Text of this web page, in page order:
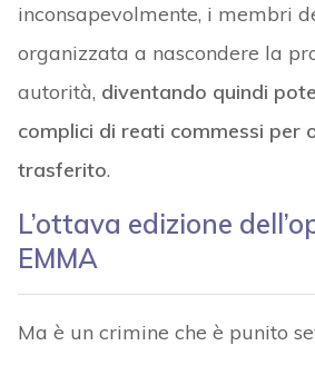
inconsapevolmente, i membri
organizzata a nascondere la
autorità, diventando quindi
complici di reati commessi per
trasferito.
L’ottava edizione
EMMA
Ma è un crimine che è punito